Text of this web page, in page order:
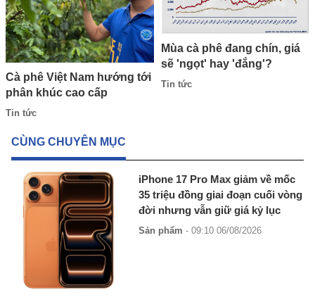
Cà phê Việt Nam hướng tới
phân khúc cao cấp
Tin tức
Mùa cà phê đang chín, giá
sẽ 'ngọt' hay 'đắng'?
Tin tức
CÙNG CHUYÊN MỤC
iPhone 17 Pro Max giảm về mốc
35 triệu đồng giai đoạn cuối vòng
đời nhưng vẫn giữ giá kỷ lục
Sản phẩm - 09:10 06/08/2026